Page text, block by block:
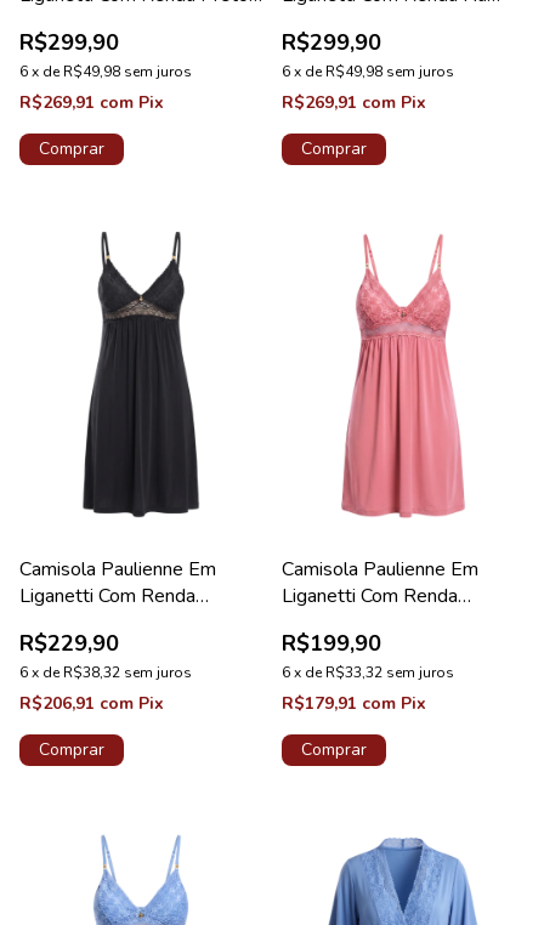
R$299,90
6x deR$49,98 sem juros
R$269,91 com Pix
Comprar
R$299,90
6x deR$49,98 sem juros
R$269,91 com Pix
Comprar
Camisola Paulienne Em
Liganetti Com Renda
R$229,90
6x deR$38,32 sem juros
R$206,91 com Pix
Comprar
Camisola Paulienne Em
Liganetti Com Renda
R$199,90
6x deR$33,32 sem juros
R$179,91 com Pix
Comprar